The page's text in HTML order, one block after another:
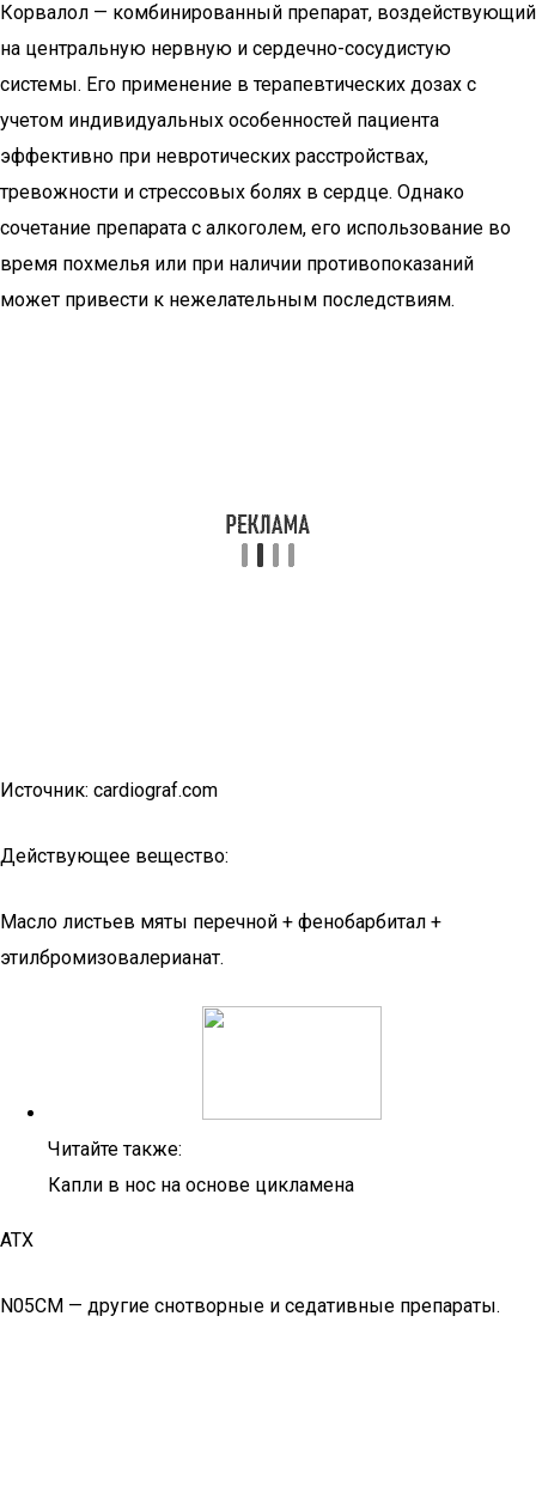
Корвалол — комбинированный препарат, воздействующий
на центральную нервную и сердечно-сосудистую
системы. Его применение в терапевтических дозах с
учетом индивидуальных особенностей пациента
эффективно при невротических расстройствах,
тревожности и стрессовых болях в сердце. Однако
сочетание препарата с алкоголем, его использование во
время похмелья или при наличии противопоказаний
может привести к нежелательным последствиям.
Источник: cardiograf.com
Действующее вещество:
Масло листьев мяты перечной + фенобарбитал +
этилбромизовалерианат.
Читайте также:
Капли в нос на основе цикламена
АТХ
N05CM — другие снотворные и седативные препараты.